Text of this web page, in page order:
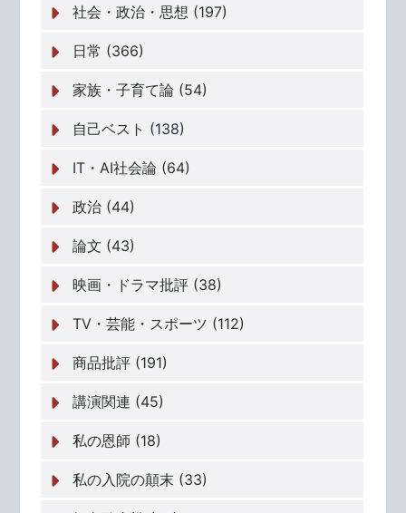
社会・政治・思想 (197)
日常 (366)
家族・子育て論 (54)
自己ベスト (138)
IT・AI社会論 (64)
政治 (44)
論文 (43)
映画・ドラマ批評 (38)
TV・芸能・スポーツ (112)
商品批評 (191)
講演関連 (45)
私の恩師 (18)
私の入院の顛末 (33)